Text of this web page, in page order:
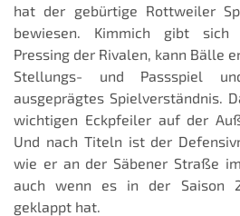
hat der gebürtige Rottweiler
bewiesen. Kimmich gibt
Pressing der Rivalen, kann Bälle
Stellungs- und Passspiel
ausgeprägtes Spielverständnis.
wichtigen Eckpfeiler auf der
Und nach Titeln ist der
wie er an der Säbener Straße
auch wenn es in der Saison
geklappt hat.